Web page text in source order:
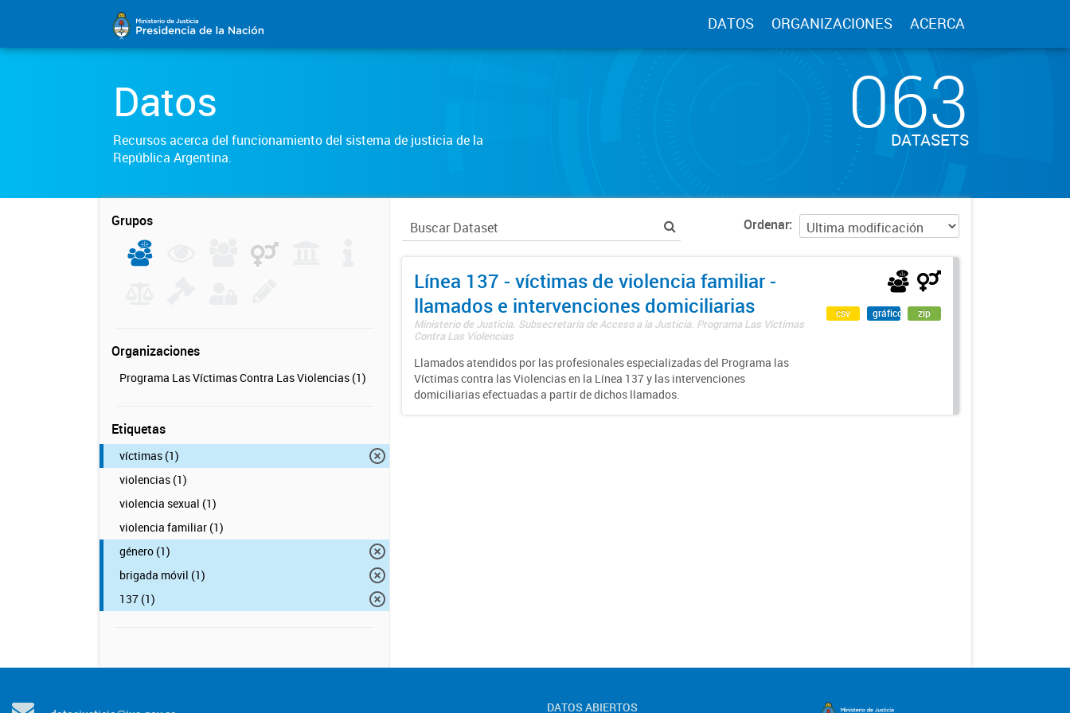
DATOS ORGANIZACIONES ACERCA
Datos
Recursos acerca del funcionamiento del sistema de justicia de la
República Argentina.
063
DATASETS
Grupos
Organizaciones
Programa Las Víctimas Contra Las Violencias (1)
Etiquetas
víctimas (1)
violencias (1)
violencia sexual (1)
violencia familiar (1)
género (1)
brigada móvil (1)
137 (1)
Ordenar
Línea 137 - víctimas de violencia familiar -
llamados e intervenciones domiciliarias
Ministerio de Justicia. Subsecretaría de Acceso a la Justicia. Programa Las Víctimas
Contra Las Violencias
Llamados atendidos por las profesionales especializadas del Programa las
Víctimas contra las Violencias en la Línea 137 y las intervenciones
domiciliarias efectuadas a partir de dichos llamados.
csv gráfico zip
DATOS ABIERTOS